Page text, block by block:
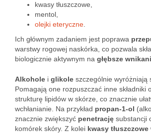
kwasy tłuszczowe,
mentol,
olejki eteryczne
Ich głównym zadaniem jest poprawa
warstwy rogowej naskórka, co pozwala
biologicznie aktywnym na głębsze
Alkohole i glikole szczególnie wyróżniają
Pomagają one rozpuszczać inne składniki
strukturę lipidów w skórze, co znacznie
wchłanianie. Na przykład propan-1-ol
znacznie zwiększyć penetrację substancji
komórek skóry. Z kolei kwasy tłuszczowe